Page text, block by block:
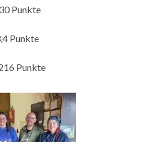
Punkte
Punkte
Punkte